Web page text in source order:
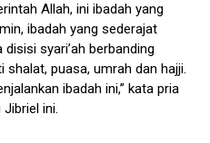
Allah, ini ibadah yang
ibadah yang sederajat
syari’ah berbanding
puasa, umrah dan hajji.
ibadah ini,” kata pria
ini.